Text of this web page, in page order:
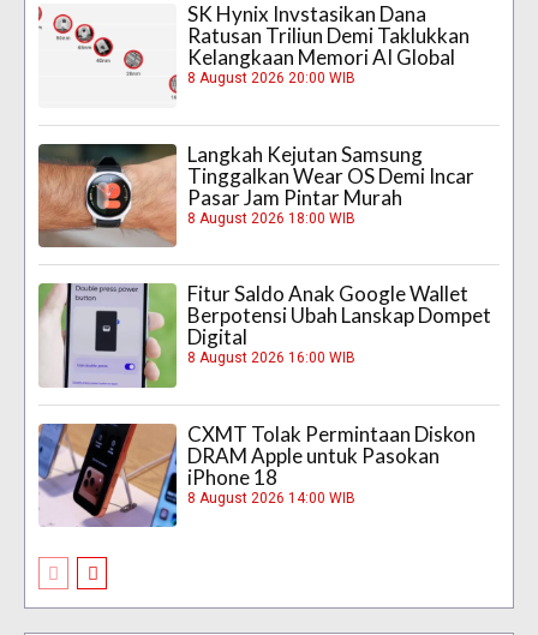
SK Hynix Invstasikan Dana
Ratusan Triliun Demi Taklukkan
Kelangkaan Memori AI Global
8 August 2026 20:00 WIB
Langkah Kejutan Samsung
Tinggalkan Wear OS Demi Incar
Pasar Jam Pintar Murah
8 August 2026 18:00 WIB
Fitur Saldo Anak Google Wallet
Berpotensi Ubah Lanskap Dompet
Digital
8 August 2026 16:00 WIB
CXMT Tolak Permintaan Diskon
DRAM Apple untuk Pasokan
iPhone 18
8 August 2026 14:00 WIB